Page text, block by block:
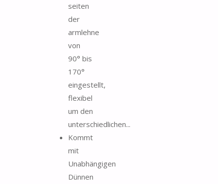
seiten
der
armlehne
von
90° bis
170°
eingestellt,
flexibel
um den
unterschiedlichen...
Kommt
mit
Unabhängigen
Dünnen